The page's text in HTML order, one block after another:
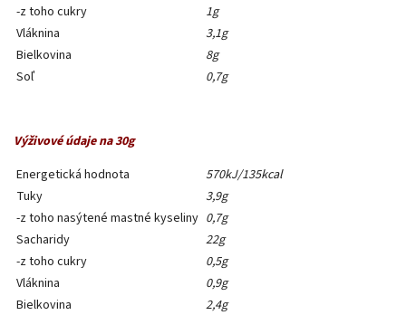
-z toho cukry
1g
Vláknina
3,1g
Bielkovina
8g
Soľ
0,7g
Výživové údaje na 30g
Energetická hodnota
570kJ/135kcal
Tuky
3,9g
-z toho nasýtené mastné kyseliny 0,7g
Sacharidy
22g
-z toho cukry
0,5g
Vláknina
0,9g
Bielkovina
2,4g